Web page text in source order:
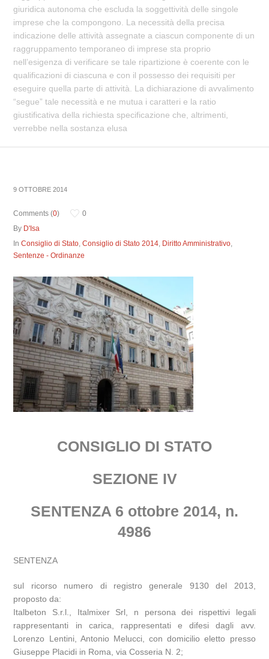
giuridica autonoma che escluda la soggettività delle singole
imprese che la compongono. La necessità della precisa
indicazione delle attività assegnate a ciascun componente di un
raggruppamento temporaneo di imprese sta proprio
nell’esigenza di verificare se tale ripartizione è coerente con le
qualificazioni di ciascuna e con il possesso dei requisiti per
eseguire quella parte di attività. La dichiarazione di avvalimento
“segue” tale necessità e ne mutua i caratteri e la ratio
giustificativa della richiesta specificazione che, altrimenti,
verrebbe nella sostanza elusa
9 OTTOBRE 2014
Comments (0)
0
By D'Isa
InConsiglio di Stato,Consiglio di Stato 2014, Diritto Amministrativo,
Sentenze - Ordinanze
CONSIGLIO DI STATO
SEZIONE IV
SENTENZA 6 ottobre 2014, n.
4986
SENTENZA
sul ricorso numero di registro generale 9130 del 2013,
proposto da:
Italbeton S.r.l., Italmixer Srl, n persona dei rispettivi legali
rappresentanti in carica, rappresentati e difesi dagli avv.
Lorenzo Lentini, Antonio Melucci, con domicilio eletto presso
Giuseppe Placidi in Roma, via Cosseria N. 2;